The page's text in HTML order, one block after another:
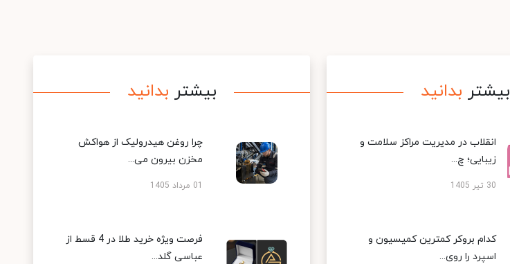
بیشتر بدانید
انقلاب در مدیریت مراکز سلامت و
زیبایی؛ چ...
30 تیر 1405
کدام بروکر کمترین کمیسیون و
اسپرد را روی...
بیشتر بدانید
چرا روغن هیدرولیک از هواکش
مخزن بیرون می...
01 مرداد 1405
فرصت ویژه خرید طلا در 4 قسط از
عباسی گلد...